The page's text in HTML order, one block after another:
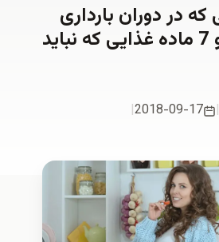
در دوران بارداری
بخوریم و 7 ماده غذایی که نباید
2018-
|